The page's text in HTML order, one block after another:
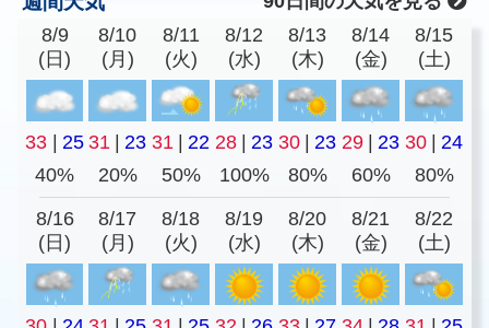
8/9
(日)
8/10
(月)
8/11
(火)
8/12
(水)
8/13
(木)
8/14
(金)
8/15
(土)
33 25 31 23 31 22 28 23 30 23 29 23 30
24
40%
20% 50% 100% 80% 60% 80%
8/16
(日)
8/17
(月)
8/18
(火)
8/19
(水)
8/20
(木)
8/21
(金)
8/22
(土)